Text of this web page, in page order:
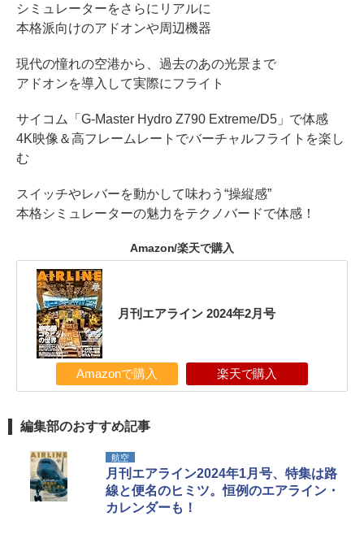
シミュレーターをさらにリアルに
本格派向けのアドオンや周辺機器
現代の憧れの空港から、過去のあの光景まで
アドオンを導入して実際にフライト
サイコム「G-Master Hydro Z790 Extreme/D5」で体感
4K映像＆高フレームレートでバーチャルフライトを楽し
む
スイッチやレバーを動かして味わう“操縦感”
本格シミュレーターの魅力をテクノバードで体感！
Amazon/楽天で購入
月刊エアライン 2024年2月号
Amazonで購入 楽天で購入
編集部のおすすめ記事
航空
月刊エアライン2024年1月号、特集は路
線と便名のヒミツ。恒例のエアライン・
カレンダーも！